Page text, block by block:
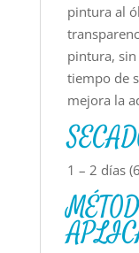
pintura al
pintura,
tiempo de
mejora la
1 – 2 días